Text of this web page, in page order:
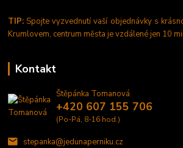
TIP: Spojte vyzvednutí vaší objednávky s
Krumlovem, centrum města je vzdálené jen 10
Kontakt
Štěpánka Tomanová
+420 607 155 706
(Po-Pá, 8-16 hod.)
stepanka@jedunaperniku.cz